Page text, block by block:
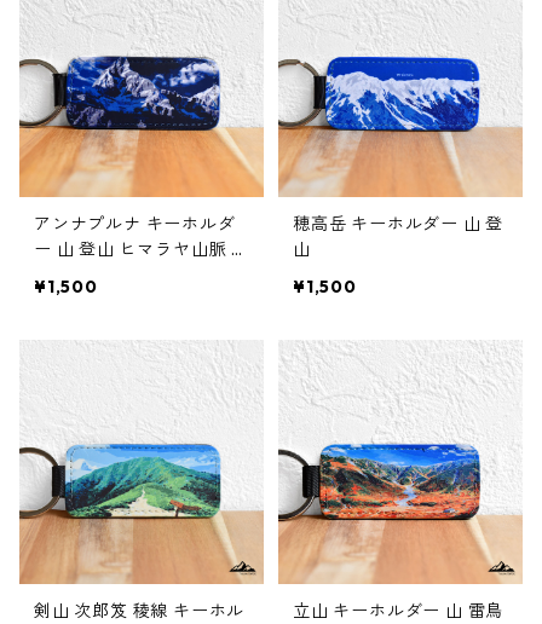
アンナプルナ キーホルダ
ー 山 登山 ヒマラヤ山脈 ネ
¥1,500
穂高岳 キーホルダー 山 登
山
¥1,500
剣山 次郎笈 稜線 キーホル
立山 キーホルダー 山 雷鳥